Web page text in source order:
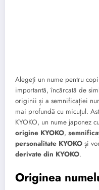
Alegeți un nume pentru
importantă, încărcată de
originii și a semnificației
mai profundă cu micuțul.
KYOKO, un nume japonez
origine KYOKO,
personalitate KYOKO și
derivate din KYOKO.
Originea